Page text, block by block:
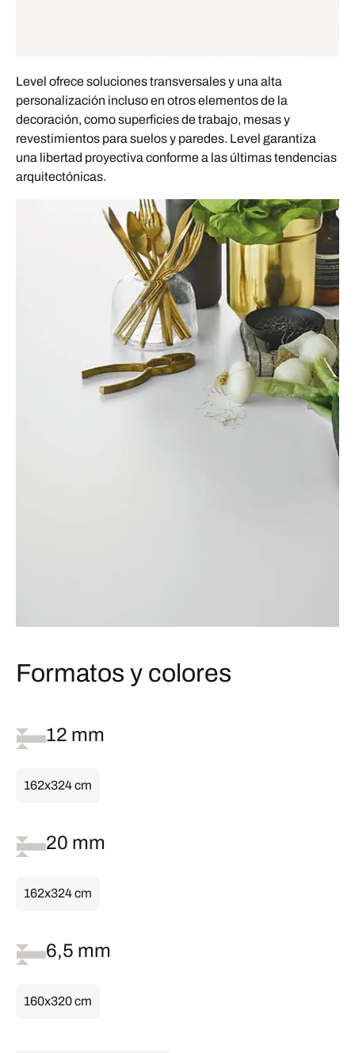
Level ofrece soluciones transversales y una alta
personalización incluso en otros elementos de la
decoración, como superficies de trabajo, mesas y
revestimientos para suelos y paredes. Level garantiza
una libertad proyectiva conforme a las últimas tendencias
arquitectónicas.
Formatos y colores
12 mm
162x324 cm
20 mm
162x324 cm
6,5 mm
160x320 cm